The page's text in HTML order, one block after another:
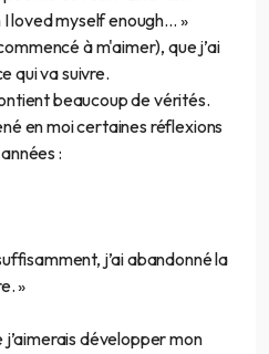
loved myself enough… »
à m'aimer), que j’ai
qui va suivre.
beaucoup de vérités.
en moi certaines réflexions
:
j’ai abandonné la
»
j’aimerais développer mon